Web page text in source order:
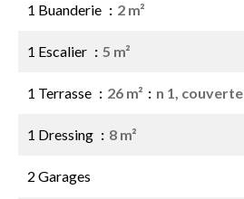
1 Buanderie 2 m²
1 Escalier 5 m²
1 Terrasse 26 m² n 1, couverte
1 Dressing 8 m²
2 Garages